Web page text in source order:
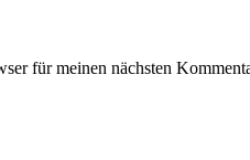
für meinen nächsten